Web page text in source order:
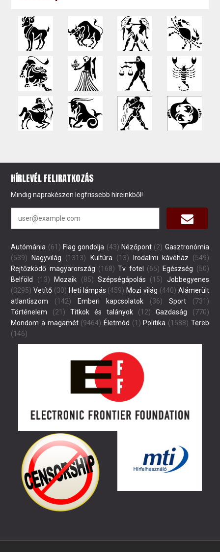
HÍRLEVÉL FELIRATKOZÁS
Mindig naprakészen legfrissebb híreinkből!
Autómánia (61) Flag gondolja (43) Nézőpont(2) Gasztronómia
(539)
Nagyvilág (1313) Kultúra(13) Irodalmi kávéház (549)
Rejtőzködő magyarország (168) Tv fotel (65) Egészség (50)
Belföld
(13) Mozaik (85) Szépségápolás (15)
Jobbegyenes
(3295) Vetítő (30) Heti lámpás (459) Mozi világ (440) Alámerült
atlantiszom (142) Emberi kapcsolatok (36) Sport(731)
Történelem (21) Titkok és talányok (12) Gazdaság (770)
Mondom a magamét(9464) Életmód (1) Politika (1588) Tereb
(146)